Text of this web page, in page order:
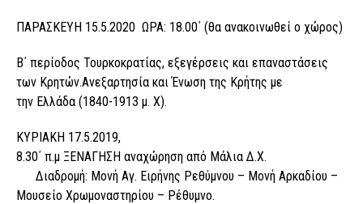
ΠΑΡΑΣΚΕΥΗ 15.5.2020 ΩΡΑ: 18.00΄ (θα ανακοινωθεί ο χώρος)
Β΄ περίοδος Τουρκοκρατίας, εξεγέρσεις και επαναστάσεις
των Κρητών.Ανεξαρτησία και Ένωση της Κρήτης με
την Ελλάδα (1840-1913 μ. Χ).
ΚΥΡΙΑΚΗ 17.5.2019,
8.30΄ π.μ ΞΕΝΑΓΗΣΗ αναχώρηση από Μάλια Δ.Χ.
Διαδρομή: Μονή Αγ. Ειρήνης Ρεθύμνου – Μονή Αρκαδίου –
Μουσείο Χρωμοναστηρίου – Ρέθυμνο.